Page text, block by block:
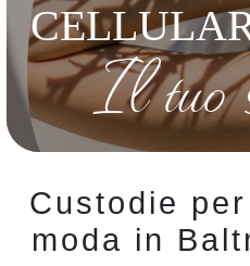
Il tuo
Custodie
moda in